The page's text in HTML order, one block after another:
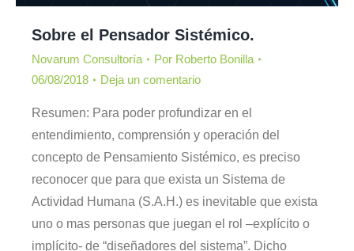
Sobre el Pensador Sistémico.
Novarum Consultoría Por Roberto Bonilla
06/08/2018
Deja un comentario
Resumen: Para poder profundizar en el
entendimiento, comprensión y operación del
concepto de Pensamiento Sistémico, es preciso
reconocer que para que exista un Sistema de
Actividad Humana (S.A.H.) es inevitable que exista
uno o mas personas que juegan el rol –explícito o
implícito- de “diseñadores del sistema”. Dicho